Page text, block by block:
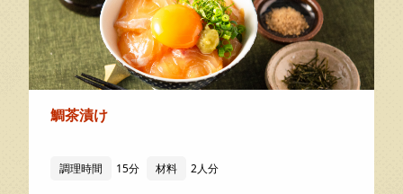
鯛茶漬け
調理時間 15分 材料 2人分